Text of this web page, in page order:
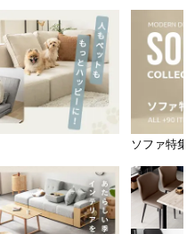
ソファ特集